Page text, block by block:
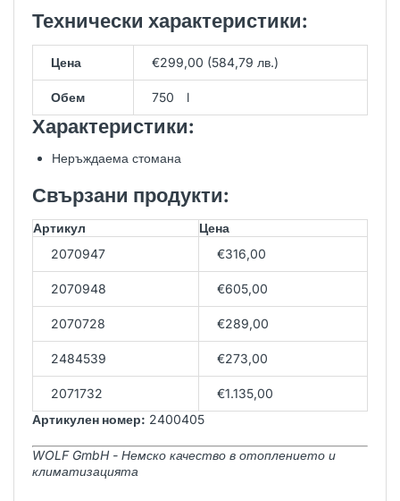
Технически характеристики:
Цена €299,00 (584,79 лв.)
Обем 750 l
Характеристики:
Неръждаема стомана
Свързани продукти:
Артикул
Цена
2070947
€316,00
2070948 €605,00
2070728 €289,00
2484539 €273,00
2071732
€1.135,00
Артикулен номер: 2400405
WOLF GmbH - Немско качество в отоплението и
климатизацията